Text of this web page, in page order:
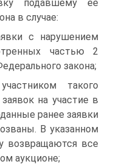
подавшему ее
в случае:
с нарушением
частью 2
закона;
такого
на участие в
ранее заявки
В указанном
возвращаются все
аукционе;